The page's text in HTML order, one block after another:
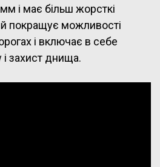
і має більш жорсткі
покращує можливості
і включає в себе
і захист днища.